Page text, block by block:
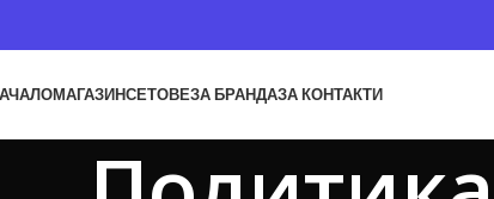
МАГАЗИНСЕТОВЕЗА БРАНДАЗА КОНТАКТИ